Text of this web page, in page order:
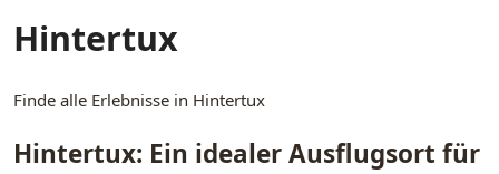
Hintertux
Finde alle Erlebnisse in Hintertux
Hintertux: Ein idealer Ausflugsort für